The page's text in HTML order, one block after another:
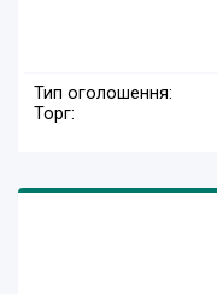
Тип оголошення:
Торг: